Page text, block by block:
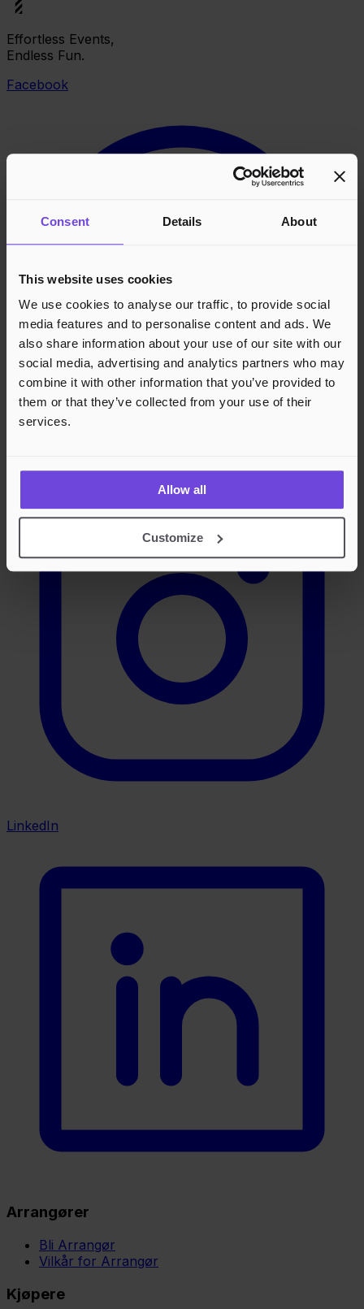
Consent Details About
This website uses cookies
We use cookies to analyse our traffic, to provide social
media features and to personalise content and ads. We
also share information about your use of our site with our
social media, advertising and analytics partners who may
combine it with other information that you’ve provided to
them or that they’ve collected from your use of their
services.
Allow all
Customize
Effortless Events,
Endless Fun.
Facebook
LinkedIn
Arrangører
Bli Arrangør
Vilkår for Arrangør
Kjøpere